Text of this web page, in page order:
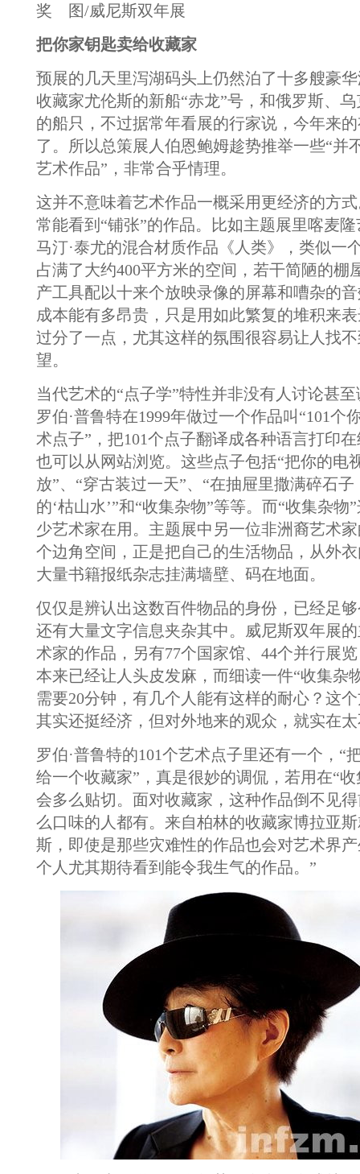
奖 图/威尼斯双年展
把你家钥匙卖给收藏家
预展的几天里泻湖码头上仍然泊了十多艘豪
收藏家尤伦斯的新船“赤龙”号，和俄罗斯、
的船只，不过据常年看展的行家说，今年来
了。所以总策展人伯恩鲍姆趁势推举一些“并
艺术作品”，非常合乎情理。
这并不意味着艺术作品一概采用更经济的方
常能看到“铺张”的作品。比如主题展里喀麦
马汀·泰尤的混合材质作品《人类》，类似一
占满了大约400平方米的空间，若干简陋的棚
产工具配以十来个放映录像的屏幕和嘈杂的
成本能有多昂贵，只是用如此繁复的堆积来
过分了一点，尤其这样的氛围很容易让人找
望。
当代艺术的“点子学”特性并非没有人讨论甚
罗伯·普鲁特在1999年做过一个作品叫“101个
术点子”，把101个点子翻译成各种语言打印
也可以从网站浏览。这些点子包括“把你的电
放”、“穿古装过一天”、“在抽屉里撒满碎石
的‘枯山水’”和“收集杂物”等等。而“收集杂物
少艺术家在用。主题展中另一位非洲裔艺术
个边角空间，正是把自己的生活物品，从外
大量书籍报纸杂志挂满墙壁、码在地面。
仅仅是辨认出这数百件物品的身份，已经足
还有大量文字信息夹杂其中。威尼斯双年展
术家的作品，另有77个国家馆、44个并行展
本来已经让人头皮发麻，而细读一件“收集杂
需要20分钟，有几个人能有这样的耐心？这
其实还挺经济，但对外地来的观众，就实在太
罗伯·普鲁特的101个艺术点子里还有一个，“
给一个收藏家”，真是很妙的调侃，若用在“
会多么贴切。面对收藏家，这种作品倒不见
么口味的人都有。来自柏林的收藏家博拉亚
斯，即使是那些灾难性的作品也会对艺术界
个人尤其期待看到能令我生气的作品。”